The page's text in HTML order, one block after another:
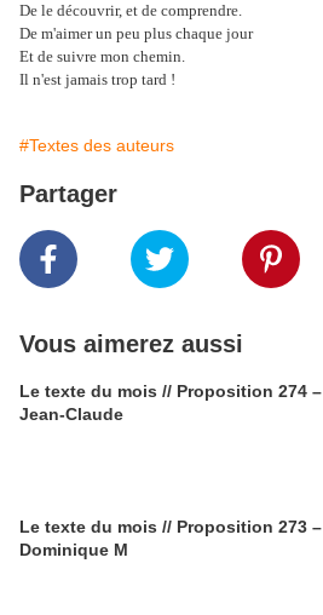
De le découvrir, et de comprendre.
De m'aimer un peu plus chaque jour
Et de suivre mon chemin.
Il n'est jamais trop tard !
#Textes des auteurs
Partager
Vous aimerez aussi
Le texte du mois // Proposition 274 –
Jean-Claude
Le texte du mois // Proposition 273 –
Dominique M